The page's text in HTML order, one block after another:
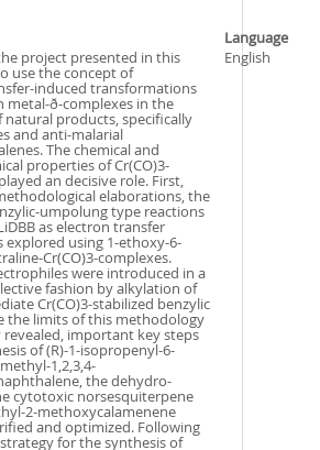
Language
project presented in this
use the concept of
induced transformations
metal-ð-complexes in the
natural products, specifically
and anti-malarial
The chemical and
properties of Cr(CO)3-
an decisive role. First,
elaborations, the
umpolung type reactions
as electron transfer
explored using 1-ethoxy-6-
Cr(CO)3-complexes.
were introduced in a
fashion by alkylation of
Cr(CO)3-stabilized benzylic
the limits of this methodology
revealed, important key steps
of (R)-1-isopropenyl-6-
1,2,3,4-
the dehydro-
cytotoxic norsesquiterpene
2-methoxycalamenene
and optimized. Following
for the synthesis of
English